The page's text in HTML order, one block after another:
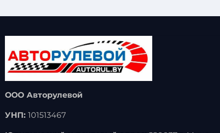
ООО Авторулевой
УНП: 101513467